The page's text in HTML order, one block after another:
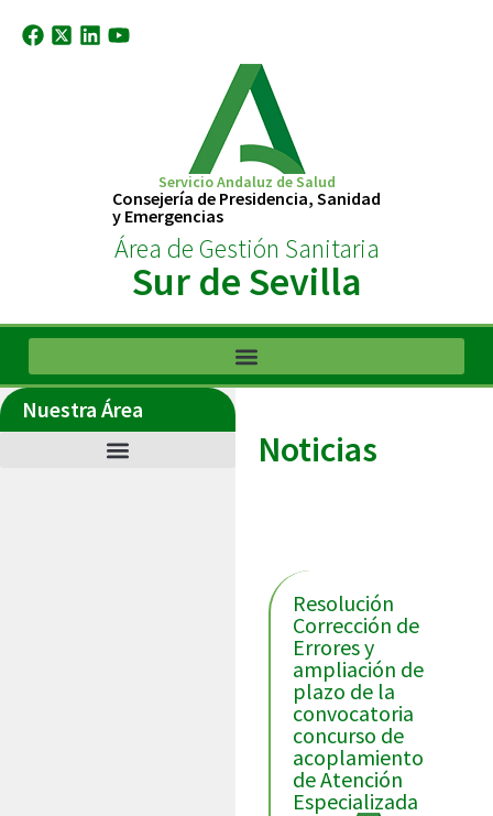
Servicio Andaluz de Salud
Consejería de Presidencia, Sanidad
y Emergencias
Área de Gestión Sanitaria
Sur de Sevilla
Nuestra Área
Noticias
Resolución
Corrección de
Errores y
ampliación de
plazo de la
convocatoria
concurso de
acoplamiento
de Atención
Especializada